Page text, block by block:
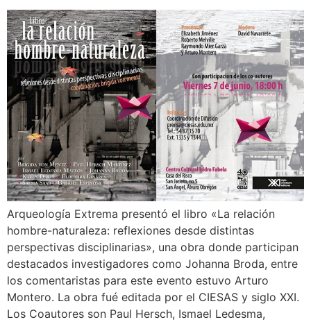
Arqueología Extrema presentó el libro «La relación
hombre-naturaleza: reflexiones desde distintas
perspectivas disciplinarias», una obra donde participan
destacados investigadores como Johanna Broda, entre
los comentaristas para este evento estuvo Arturo
Montero. La obra fué editada por el CIESAS y siglo XXI.
Los Coautores son Paul Hersch, Ismael Ledesma,